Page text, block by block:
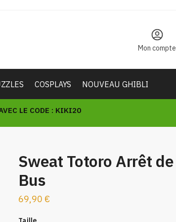
Mon compte
COSPLAYS NOUVEAU GHIBLI
LE CODE : KIKI20
Sweat Totoro Arrêt de
Bus
69,90 €